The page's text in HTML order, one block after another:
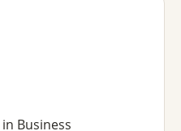
Business